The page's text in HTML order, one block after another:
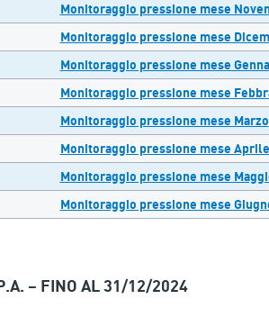
Monitoraggio pressione mese
Monitoraggio pressione mese
Monitoraggio pressione mese
Monitoraggio pressione mese
Monitoraggio pressione mese Marzo
Monitoraggio pressione mese Aprile
Monitoraggio pressione mese
Monitoraggio pressione mese
– FINO AL 31/12/2024